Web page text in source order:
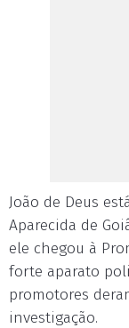
João de Deus
Aparecida de
ele chegou à
forte aparato
promotores
investigação.